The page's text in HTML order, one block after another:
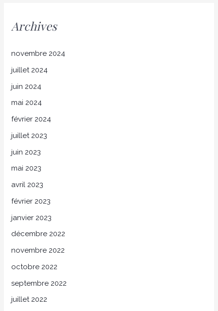
Archives
novembre 2024
juillet 2024
juin 2024
mai 2024
février 2024
juillet 2023
juin 2023
mai 2023
avril 2023
février 2023
janvier 2023
décembre 2022
novembre 2022
octobre 2022
septembre 2022
juillet 2022